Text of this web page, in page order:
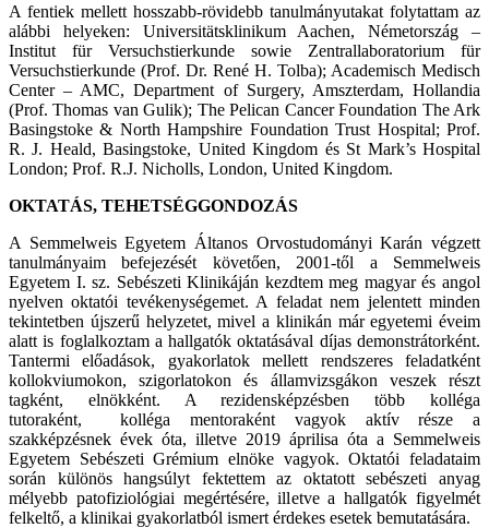
A fentiek mellett hosszabb-rövidebb tanulmányutakat folytattam az
alábbi helyeken: Universitätsklinikum Aachen, Németország –
Institut für Versuchstierkunde sowie Zentrallaboratorium für
Versuchstierkunde (Prof. Dr. René H. Tolba); Academisch Medisch
Center – AMC, Department of Surgery, Amszterdam, Hollandia
(Prof. Thomas van Gulik); The Pelican Cancer Foundation The Ark
Basingstoke & North Hampshire Foundation Trust Hospital; Prof.
R. J. Heald, Basingstoke, United Kingdom és St Mark’s Hospital
London; Prof. R.J. Nicholls, London, United Kingdom.
OKTATÁS, TEHETSÉGGONDOZÁS
A Semmelweis Egyetem Áltanos Orvostudományi Karán végzett
tanulmányaim befejezését követően, 2001-től a Semmelweis
Egyetem I. sz. Sebészeti Klinikáján kezdtem meg magyar és angol
nyelven oktatói tevékenységemet. A feladat nem jelentett minden
tekintetben újszerű helyzetet, mivel a klinikán már egyetemi éveim
alatt is foglalkoztam a hallgatók oktatásával díjas demonstrátorként.
Tantermi előadások, gyakorlatok mellett rendszeres feladatként
kollokviumokon, szigorlatokon és államvizsgákon veszek részt
tagként, elnökként. A rezidensképzésben több kolléga
tutoraként, kolléga mentoraként vagyok aktív része a
szakképzésnek évek óta, illetve 2019 áprilisa óta a Semmelweis
Egyetem Sebészeti Grémium elnöke vagyok. Oktatói feladataim
során különös hangsúlyt fektettem az oktatott sebészeti anyag
mélyebb patofiziológiai megértésére, illetve a hallgatók figyelmét
felkeltő, a klinikai gyakorlatból ismert érdekes esetek bemutatására.